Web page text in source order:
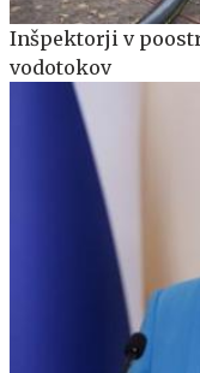
Inšpektorji v
vodotokov